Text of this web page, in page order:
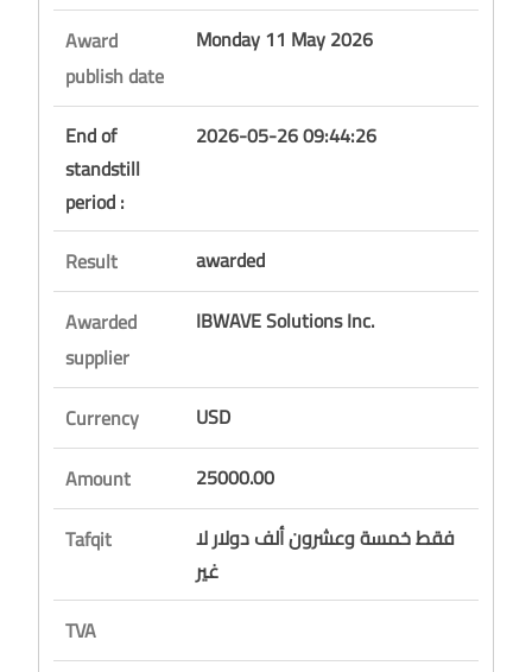
Award
publish date
Monday 11 May 2026
End of
standstill
period :
2026-05-26 09:44:26
Result
awarded
Awarded
supplier
IBWAVE Solutions Inc.
Currency
USD
Amount
25000.00
Tafqit
فقط خمسة وعشرون ألف دولار لا
غير
TVA